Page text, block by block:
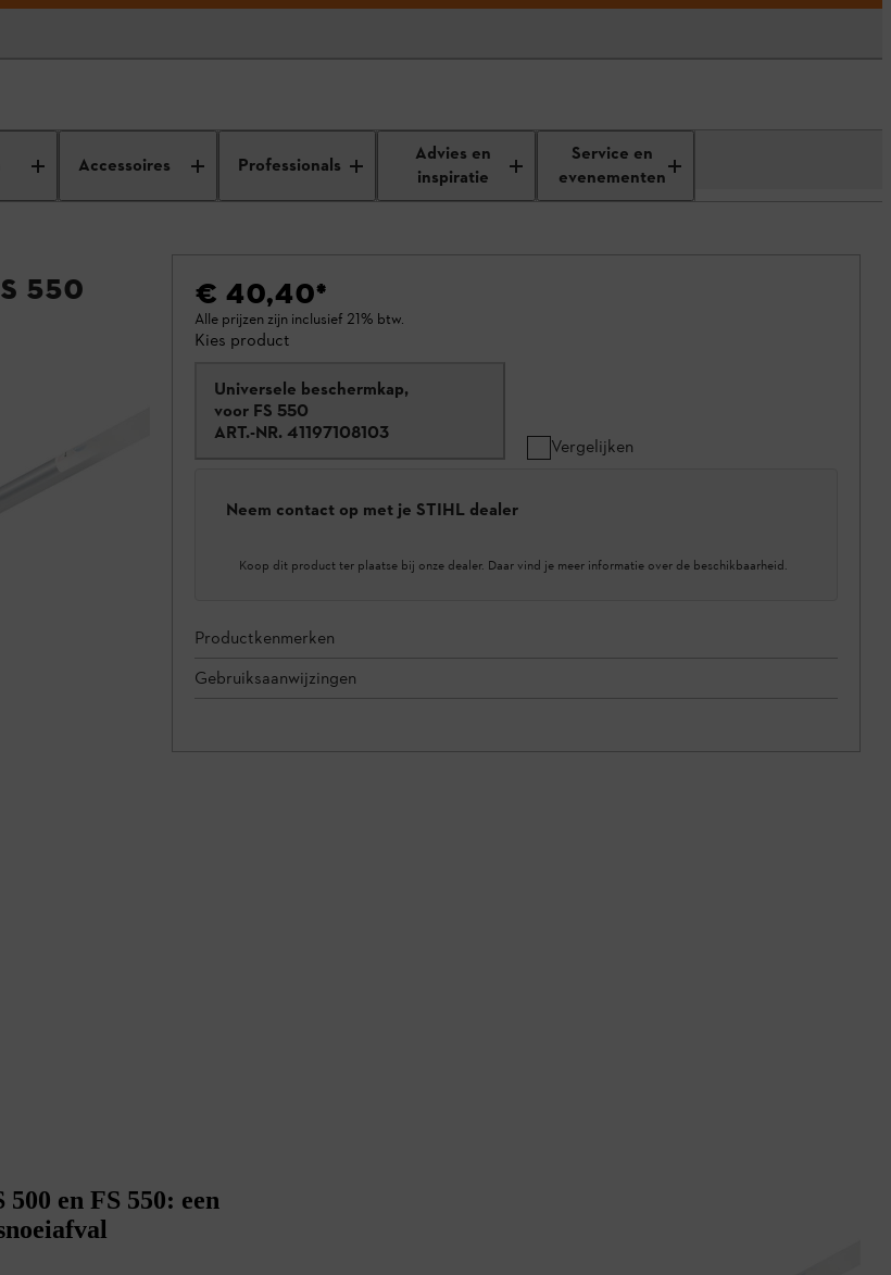
Accessoires Professionals
Advies en
inspiratie
Service en
evenementen
550 € 40,40*
Alle prijzen zijn inclusief 21% btw.
Kies product
Universele beschermkap,
voor FS 550
ART.-NR. 41197108103
Vergelijken
Neem contact op met je STIHL dealer
Koop dit product ter plaatse bij onze dealer. Daar vind je meer informatie over de beschikbaarheid.
Productkenmerken
Gebruiksaanwijzingen
en FS 550: een